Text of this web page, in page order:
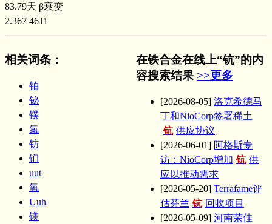
83.79天 β衰变
2.367 46Ti
相关词条 ：
铂
铋
镤
氯
钫
钔
uut
氧
Uuh
镁
在铁合金在线上“钪”的内
容搜索结果 >>更多
[2026-08-05] 洛克希德马
丁和NioCorp签署稀土
钪 供应协议
[2026-06-01] 阿格斯专
访：NioCorp增加 钪 供
应以推动需求
[2026-05-20] Terrafame评
估芬兰 钪 回收项目
[2026-05-09] 河南荣佳